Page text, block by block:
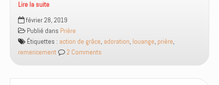
Lire la suite
Adorons
Dieu
en
esprit
et
vérité
février 28, 2019
Publié dans Prière
Étiquettes : action de grâce, adoration, louange, prière,
remericement
2 Comments